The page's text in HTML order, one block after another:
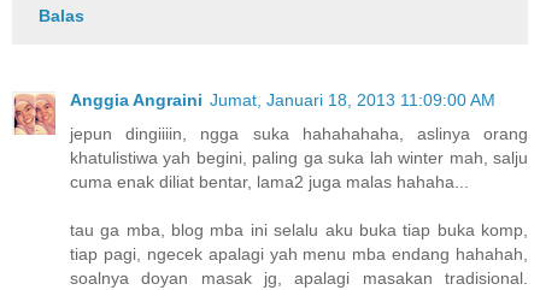
Balas
Anggia Angraini Jumat, Januari 18, 2013 11:09:00 AM
jepun dingiiiin, ngga suka hahahahaha, aslinya orang
khatulistiwa yah begini, paling ga suka lah winter mah, salju
cuma enak diliat bentar, lama2 juga malas hahaha...
tau ga mba, blog mba ini selalu aku buka tiap buka komp,
tiap pagi, ngecek apalagi yah menu mba endang hahahah,
soalnya doyan masak jg, apalagi masakan tradisional.